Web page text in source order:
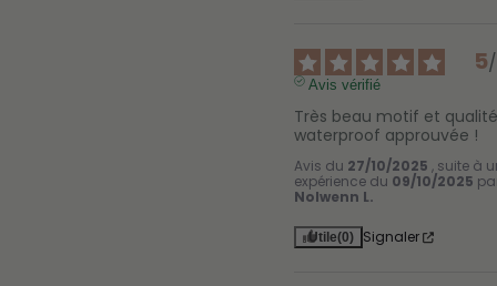
5/
Avis vérifié
Très beau motif et
waterproof approuvée !
Avis du 27/10/2025 , suite à
expérience du 09/10/2025
Nolwenn L.
Utile(0) Signaler